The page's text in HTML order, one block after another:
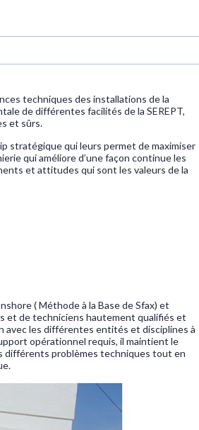
techniques des installations de la
de différentes facilités de la SEREPT,
et sûrs.
stratégique qui leurs permet de maximiser
qui améliore d’une façon continue les
et attitudes qui sont les valeurs de la
( Méthode à la Base de Sfax) et
et de techniciens hautement qualifiés et
avec les différentes entités et disciplines à
opérationnel requis, il maintient le
différents problèmes techniques tout en